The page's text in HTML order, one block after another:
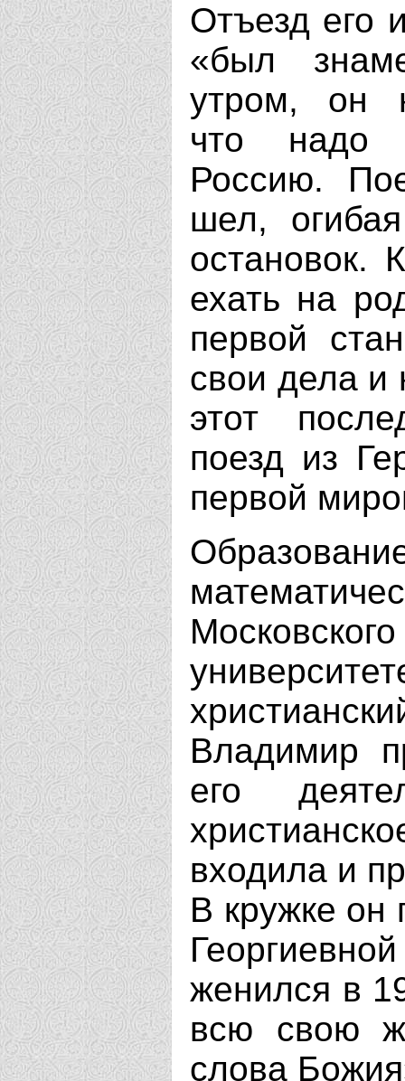
Отъезд его
«был
утром, он
что надо
Россию.
шел,
остановок.
ехать на
первой
свои дела и
этот
поезд из
первой
Владимир
его
входила и
В кружке он
женился в
всю свою
слова